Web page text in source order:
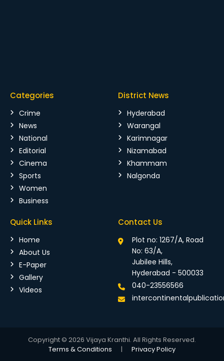
Categories
Crime
News
National
Editorial
Cinema
Sports
Women
Business
District News
Hyderabad
Warangal
Karimnagar
Nizamabad
Khammam
Nalgonda
Quick Links
Home
About Us
E-Paper
Gallery
Videos
Contact Us
Plot no: 1267/A, Road
No: 63/A,
Jubilee Hills,
Hyderabad - 500033
040-23556566
Copyright © 2026 Vijaya Kranthi. All Rights Reserved.
Terms & Conditions
| Privacy Policy